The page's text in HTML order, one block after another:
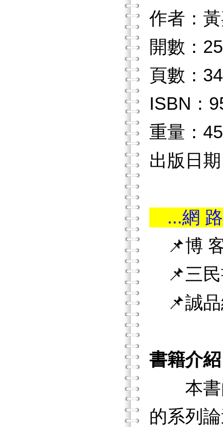
作者：
開數：25
頁數：
ISBN：
重量：
出版日
...網
📌博
📌三民
📌誠品
書籍介紹
本書由
的系列